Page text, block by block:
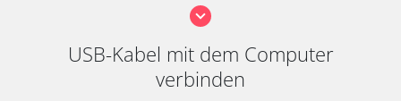
USB-Kabel mit dem Computer
verbinden